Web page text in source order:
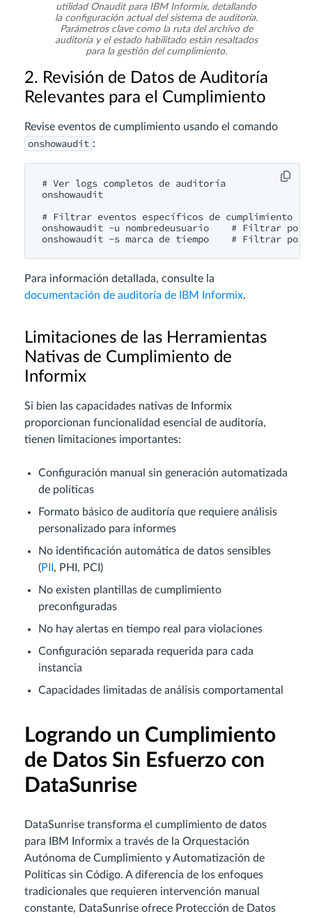
utilidad Onaudit para IBM Informix, detallando
la configuración actual del sistema de auditoría.
Parámetros clave como la ruta del archivo de
auditoría y el estado habilitado están resaltados
para la gestión del cumplimiento.
2. Revisión de Datos de Auditoría
Relevantes para el Cumplimiento
Revise eventos de cumplimiento usando el comando
onshowaudit :
# Ver logs completos de auditoría
onshowaudit
# Filtrar eventos específicos de cumplimiento
onshowaudit -u nombredeusuario    # Filtrar por
Para información detallada, consulte la
documentación de auditoría de IBM Informix.
Limitaciones de las Herramientas
Nativas de Cumplimiento de
Informix
Si bien las capacidades nativas de Informix
proporcionan funcionalidad esencial de auditoría,
tienen limitaciones importantes:
Configuración manual sin generación automatizada
de políticas
Formato básico de auditoría que requiere análisis
personalizado para informes
No identificación automática de datos sensibles
(PII , PHI, PCI)
No existen plantillas de cumplimiento
preconfiguradas
No hay alertas en tiempo real para violaciones
Configuración separada requerida para cada
instancia
Capacidades limitadas de análisis comportamental
Logrando un Cumplimiento
de Datos Sin Esfuerzo con
DataSunrise
DataSunrise transforma el cumplimiento de datos
para IBM Informix a través de la Orquestación
Autónoma de Cumplimiento y Automatización de
Políticas sin Código. A diferencia de los enfoques
tradicionales que requieren intervención manual
constante, DataSunrise ofrece Protección de Datos